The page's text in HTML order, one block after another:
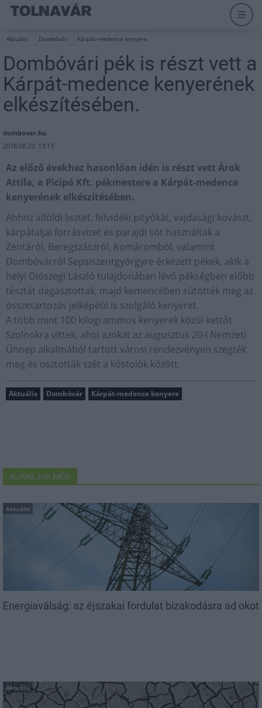
Aktuális Dombóvár Kárpát-medence kenyere
Dombóvári pék is részt vett a
Kárpát-medence kenyerének
elkészítésében.
dombovar.hu
2018.08.23. 13:13
Az előző évekhez hasonlóan idén is részt vett Árok
Attila, a Picipó Kft. pékmestere a Kárpát-medence
kenyerének elkészítésében.
Ahhoz alföldi lisztet, felvidéki pityókát, vajdasági kovászt,
kárpátaljai forrásvizet és parajdi sót használtak a
Zentáról, Beregszászról, Komáromból, valamint
Dombóvárról Sepsiszentgyörgyre érkezett pékek, akik a
helyi Diószegi László tulajdonában lévő pékségben előbb
tésztát dagasztottak, majd kemencében sütötték meg az
összetartozás jelképéül is szolgáló kenyeret.
A több mint 100 kilogrammos kenyerek közül kettőt
Szolnokra vittek, ahol azokat az augusztus 20-i Nemzeti
Ünnep alkalmából tartott városi rendezvényen szegték
meg és osztották szét a kóstolók között.
Aktuális Dombóvár Kárpát-medence kenyere
AJÁNLJUK MÉG
Aktuális
Energiaválság: az éjszakai fordulat bizakodásra ad okot
Aktuális